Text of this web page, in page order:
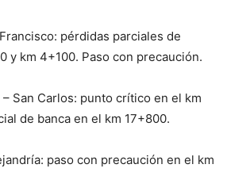
pérdidas parciales de
y km 4+100. Paso con precaución.
– San Carlos: punto crítico en el km
de banca en el km 17+800.
paso con precaución en el km